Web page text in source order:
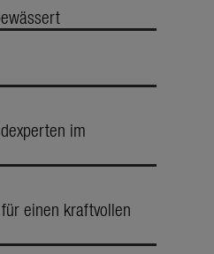
im
einen kraftvollen